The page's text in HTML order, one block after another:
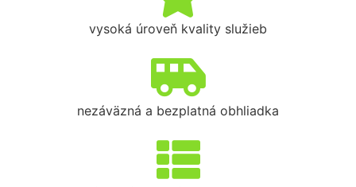
vysoká úroveň kvality služieb
nezáväzná a bezplatná obhliadka